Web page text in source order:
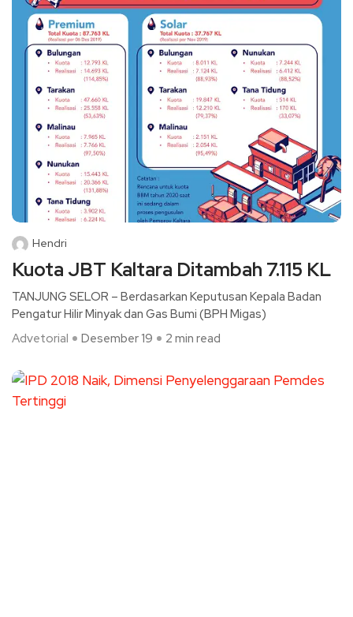
Hendri
Kuota JBT Kaltara Ditambah 7.115 KL
TANJUNG SELOR – Berdasarkan Keputusan Kepala Badan
Pengatur Hilir Minyak dan Gas Bumi (BPH Migas)
Advetorial
Desember 19 2 min read